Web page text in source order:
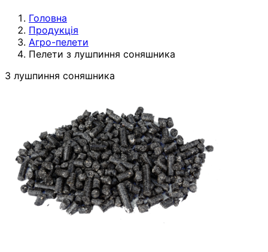
Головна
Продукція
Агро-пелети
Пелети з лушпиння соняшника
З лушпиння соняшника